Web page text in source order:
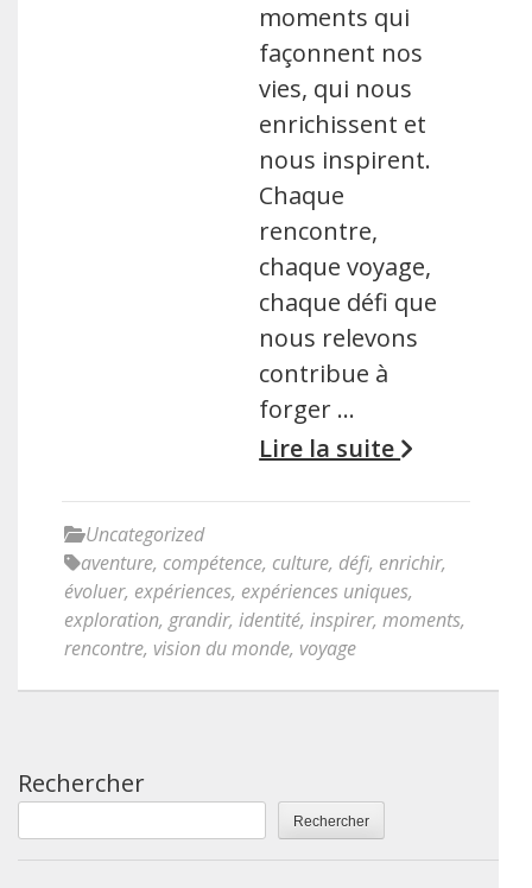
moments qui
façonnent nos
vies, qui nous
enrichissent et
nous inspirent.
Chaque
rencontre,
chaque voyage,
chaque défi que
nous relevons
contribue à
forger …
Lire la suite
Uncategorized
aventure, compétence, culture, défi, enrichir,
évoluer, expériences, expériences uniques,
exploration, grandir, identité, inspirer, moments,
rencontre, vision du monde, voyage
Rechercher
Rechercher